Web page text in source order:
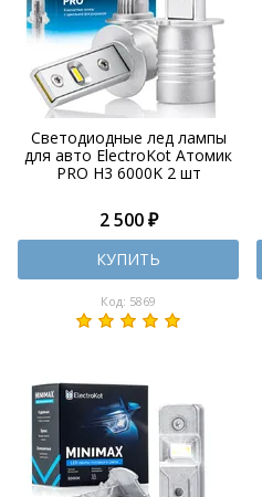
Светодиодные лед лампы
для авто ElectroKot Атомик
PRO H3 6000K 2 шт
2 500 ₽
КУПИТЬ
Код: 5869